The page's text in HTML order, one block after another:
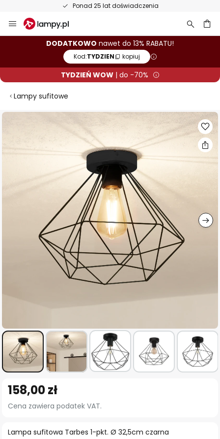
Ponad 25 lat doświadczenia
Przejdź
do
DODATKOWO nawet do 13% RABATU!
Kod:TYDZIEN kopiuj
TYDZIEŃ WOW| do -70%
Lampy sufitowe
Przejdź
na
początek
Lampa sufitowa Tarbes 1-pkt. Ø 32,5cm czarna
158,00 zł
Cena zawiera podatek VAT.